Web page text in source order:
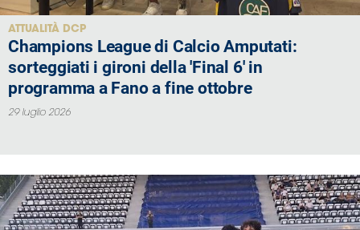
Assicurazione
ATTUALITÀ DCP
Champions League di Calcio Amputati:
sorteggiati i gironi della 'Final 6' in
programma a Fano a fine ottobre
29 luglio 2026